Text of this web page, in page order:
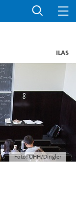
ILAS
Foto: UHH/Dingler